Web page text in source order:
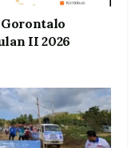
II 2026